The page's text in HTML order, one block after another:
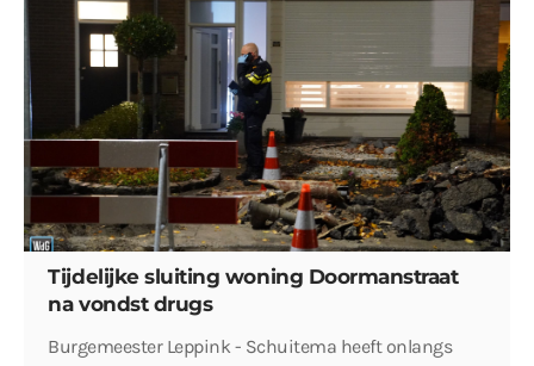
Tijdelijke sluiting woning Doormanstraat
na vondst drugs
Burgemeester Leppink - Schuitema heeft onlangs